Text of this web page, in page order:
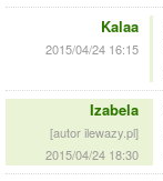
Kalaa
2015/04/24 16:15
Izabela
[autor ilewazy.pl]
2015/04/24 18:30